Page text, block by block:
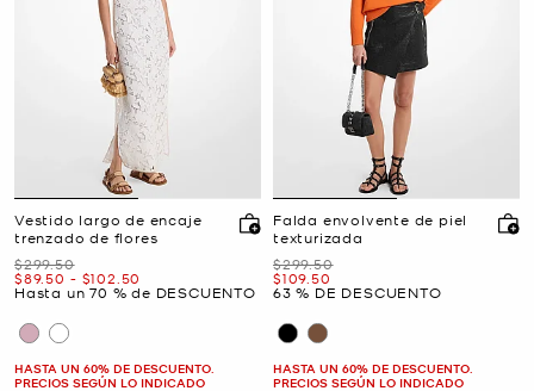
Vestido largo de encaje
trenzado de flores
Era
$299.50
Ahora
$89.50 -
a Ahora
$102.50
Hasta un 70 % de DESCUENTO
HASTA UN 60% DE DESCUENTO.
PRECIOS SEGÚN LO INDICADO
Falda envolvente de piel
texturizada
Era
$299.50
Ahora
$109.50
63 % DE DESCUENTO
HASTA UN 60% DE DESCUENTO.
PRECIOS SEGÚN LO INDICADO